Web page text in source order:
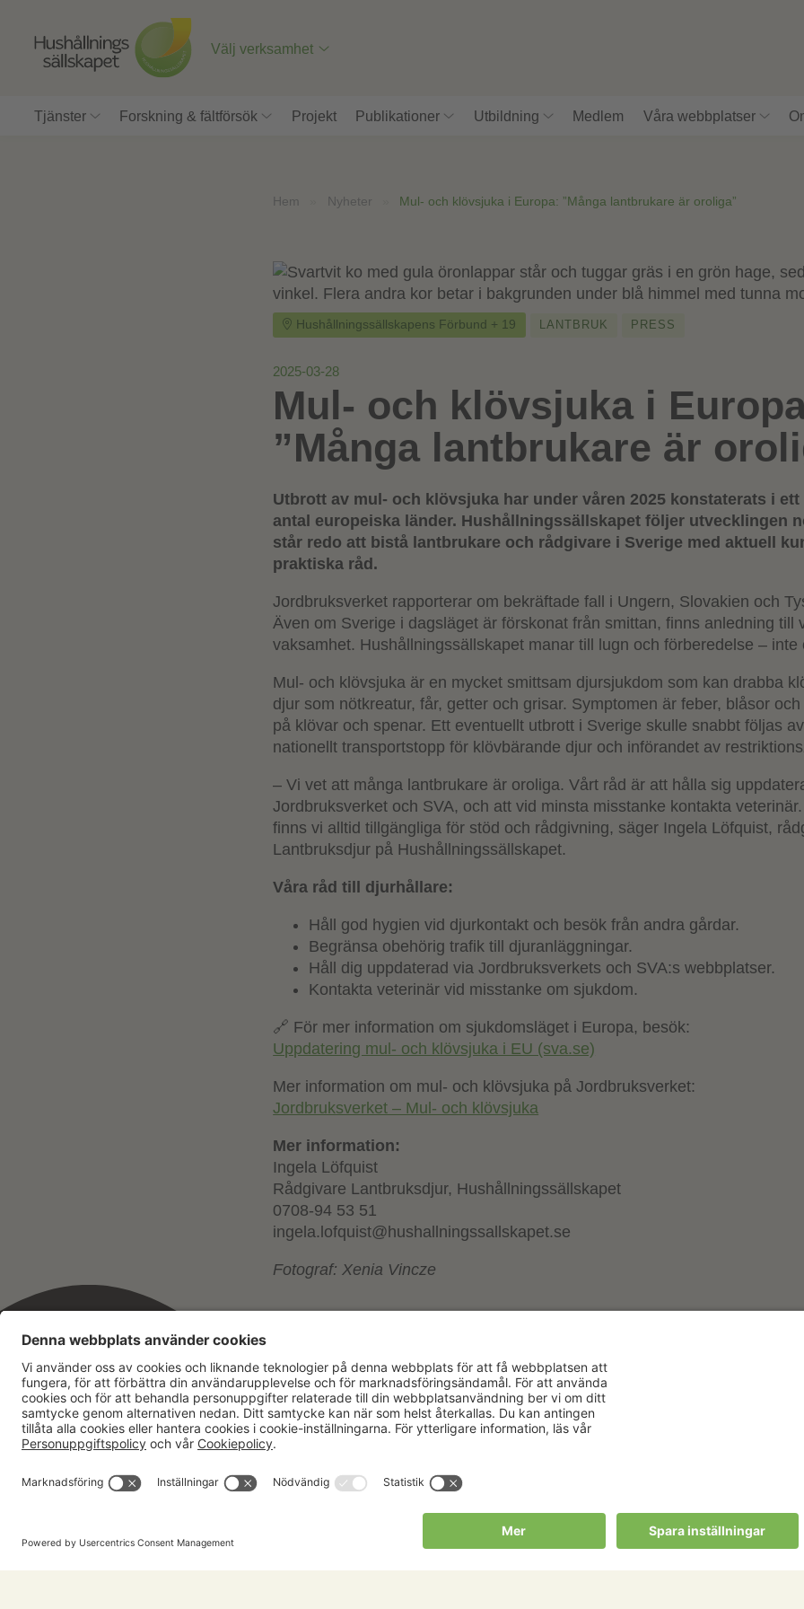
Välj verksamhet
Tjänster Forskning & fältförsök Projekt Publikationer Utbildning Medlem Våra webbplatser
Hem Nyheter Mul- och klövsjuka i Europa: ”Många lantbrukare är oroliga”
Hushållningssällskapens Förbund + 19 LANTBRUK PRESS
2025-03-28
Mul- och klövsjuka i
”Många lantbrukare är
Utbrott av mul- och klövsjuka har under våren 2025 konstaterats i ett
antal europeiska länder. Hushållningssällskapet följer utvecklingen
står redo att bistå lantbrukare och rådgivare i Sverige med aktuell
praktiska råd.
Jordbruksverket rapporterar om bekräftade fall i Ungern, Slovakien och
Även om Sverige i dagsläget är förskonat från smittan, finns anledning till
vaksamhet. Hushållningssällskapet manar till lugn och förberedelse – inte
Mul- och klövsjuka är en mycket smittsam djursjukdom som kan drabba
djur som nötkreatur, får, getter och grisar. Symptomen är feber, blåsor och
på klövar och spenar. Ett eventuellt utbrott i Sverige skulle snabbt följas
nationellt transportstopp för klövbärande djur och införandet av
– Vi vet att många lantbrukare är oroliga. Vårt råd är att hålla sig
Jordbruksverket och SVA, och att vid minsta misstanke kontakta
finns vi alltid tillgängliga för stöd och rådgivning, säger Ingela Löfquist,
Lantbruksdjur på Hushållningssällskapet.
Våra råd till djurhållare:
Håll god hygien vid djurkontakt och besök från andra gårdar.
Begränsa obehörig trafik till djuranläggningar.
Håll dig uppdaterad via Jordbruksverkets och SVA:s webbplatser.
Kontakta veterinär vid misstanke om sjukdom.
🔗 För mer information om sjukdomsläget i Europa, besök:
Uppdatering mul- och klövsjuka i EU (sva.se)
Mer information om mul- och klövsjuka på Jordbruksverket:
Jordbruksverket – Mul- och klövsjuka
Mer information:
Ingela Löfquist
Rådgivare Lantbruksdjur, Hushållningssällskapet
0708-94 53 51
ingela.lofquist@hushallningssallskapet.se
Fotograf: Xenia Vincze
Aktuellt
Kalender
Publikationer
Förbund